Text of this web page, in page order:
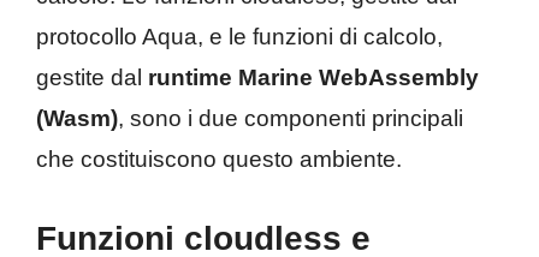
protocollo Aqua, e le funzioni di calcolo,
gestite dal runtime Marine WebAssembly
(Wasm), sono i due componenti principali
che costituiscono questo ambiente.
Funzioni cloudless e